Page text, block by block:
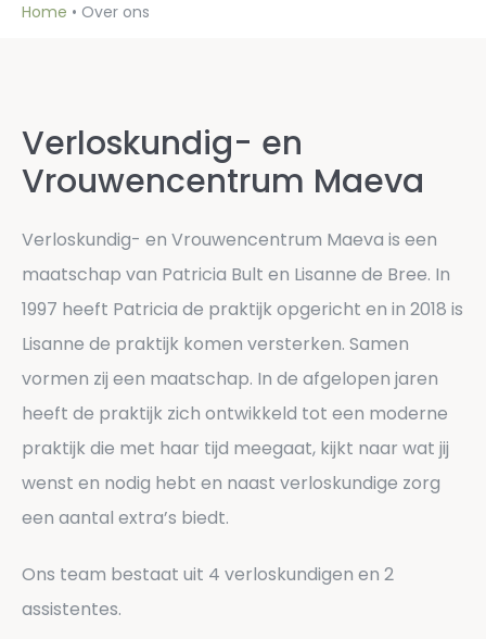
Home • Over ons
Verloskundig- en
Vrouwencentrum Maeva
Verloskundig- en Vrouwencentrum Maeva is een
maatschap van Patricia Bult en Lisanne de Bree. In
1997 heeft Patricia de praktijk opgericht en in 2018 is
Lisanne de praktijk komen versterken. Samen
vormen zij een maatschap. In de afgelopen jaren
heeft de praktijk zich ontwikkeld tot een moderne
praktijk die met haar tijd meegaat, kijkt naar wat jij
wenst en nodig hebt en naast verloskundige zorg
een aantal extra’s biedt.
Ons team bestaat uit 4 verloskundigen en 2
assistentes.